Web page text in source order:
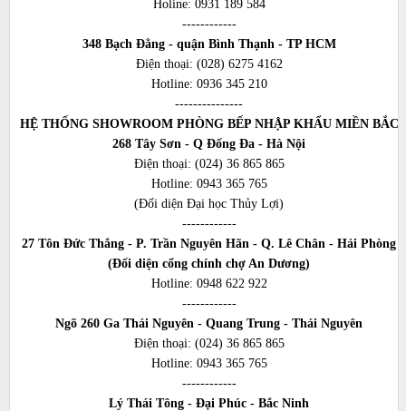
Holine: 0931 189 584
------------
348 Bạch Đằng - quận Bình Thạnh - TP HCM
Điện thoại: (028) 6275 4162
Hotline: 0936 345 210
---------------
HỆ THỐNG SHOWROOM PHÒNG BẾP NHẬP KHẨU MIỀN BẮC
268 Tây Sơn - Q Đống Đa - Hà Nội
Điện thoại: (024) 36 865 865
Hotline: 0943 365 765
(Đối diện Đại học Thủy Lợi)
------------
27 Tôn Đức Thắng - P. Trần Nguyên Hãn - Q. Lê Chân - Hải Phòng
(Đối diện cổng chính chợ An Dương)
Hotline: 0948 622 922
------------
Ngõ 260 Ga Thái Nguyên - Quang Trung - Thái Nguyên
Điện thoại: (024) 36 865 865
Hotline: 0943 365 765
------------
Lý Thái Tông - Đại Phúc - Bắc Ninh